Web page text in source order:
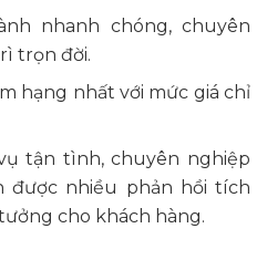
nhanh chóng, chuyên
trọn đời.
hạng nhất với mức giá chỉ
tận tình, chuyên nghiệp
được nhiều phản hồi tích
cho khách hàng.